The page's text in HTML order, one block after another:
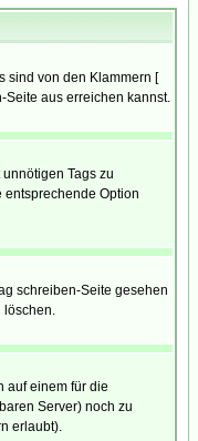
sind von den Klammern [
Seite aus erreichen kannst.
Tags zu
Option
schreiben-Seite gesehen
löschen.
auf einem für die
Server) noch zu
erlaubt).